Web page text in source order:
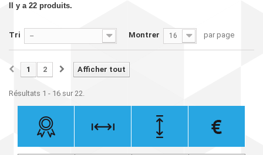
Il y a 22 produits.
Tri -- Montrer 16 par page
Afficher tout
1 2
Résultats 1 - 16 sur 22.